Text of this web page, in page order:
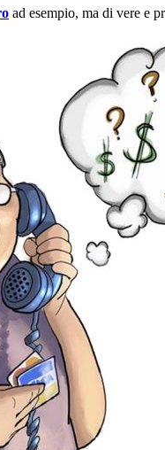
ad esempio, ma di vere e